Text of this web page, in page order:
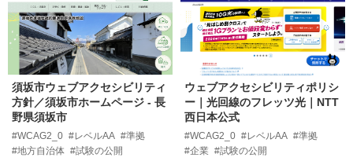
須坂市ウェブアクセシビリティ
方針／須坂市ホームページ - 長
野県須坂市
#WCAG2_0 #レベルAA #準拠
#地方自治体 #試験の公開
ウェブアクセシビリティポリシ
ー｜光回線のフレッツ光｜NTT
西日本公式
#WCAG2_0 #レベルAA #準拠
#企業 #試験の公開